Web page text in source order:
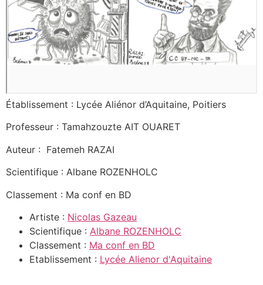
Établissement : Lycée Aliénor d’Aquitaine, Poitiers
Professeur : Tamahzouzte AIT OUARET
Auteur : Fatemeh RAZAI
Scientifique : Albane ROZENHOLC
Classement : Ma conf en BD
Artiste : Nicolas Gazeau
Scientifique : Albane ROZENHOLC
Classement : Ma conf en BD
Etablissement : Lycée Alienor d'Aquitaine